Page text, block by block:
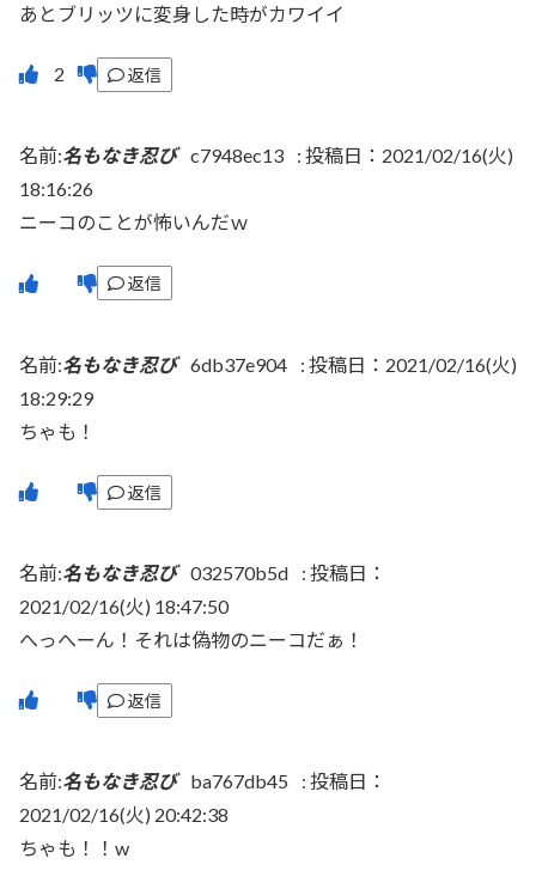
あとブリッツに変身した時がカワイイ
返信
名前:名もなき忍び c7948ec13 : 投稿日：2021/02/16(火)
18:16:26
ニーコのことが怖いんだｗ
返信
名前:名もなき忍び 6db37e904 : 投稿日：2021/02/16(火)
18:29:29
ちゃも！
返信
名前:名もなき忍び 032570b5d : 投稿日：
2021/02/16(火) 18:47:50
へっへーん！それは偽物のニーコだぁ！
返信
名前:名もなき忍び ba767db45 : 投稿日：
2021/02/16(火) 20:42:38
ちゃも！！w